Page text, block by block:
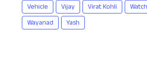
Vehicle
Vijay Virat Kohli
Watch
Wayanad
Yash